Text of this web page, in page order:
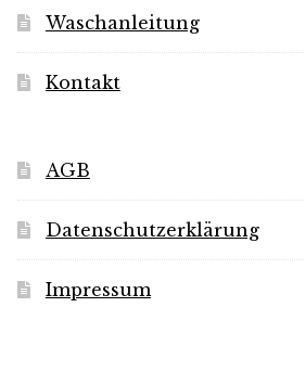
Waschanleitung
Kontakt
AGB
Datenschutzerklärung
Impressum